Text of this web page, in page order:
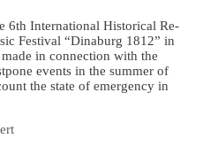
6th International Historical Re-
Festival “Dinaburg 1812” in
in connection with the
events in the summer of
the state of emergency in